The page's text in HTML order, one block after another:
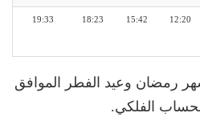
12:20
15:42
18:23
19:33
رمضان وعيد الفطر الموافق
الفلكي.